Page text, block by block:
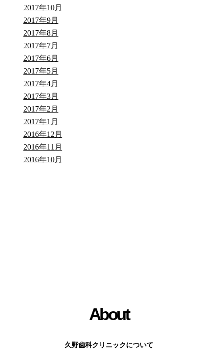
2017年10月
2017年9月
2017年8月
2017年7月
2017年6月
2017年5月
2017年4月
2017年3月
2017年2月
2017年1月
2016年12月
2016年11月
2016年10月
About
久野歯科クリニックについて